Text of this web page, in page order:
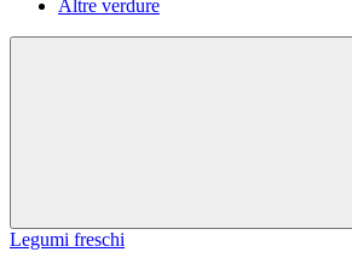
Altre verdure
Legumi freschi